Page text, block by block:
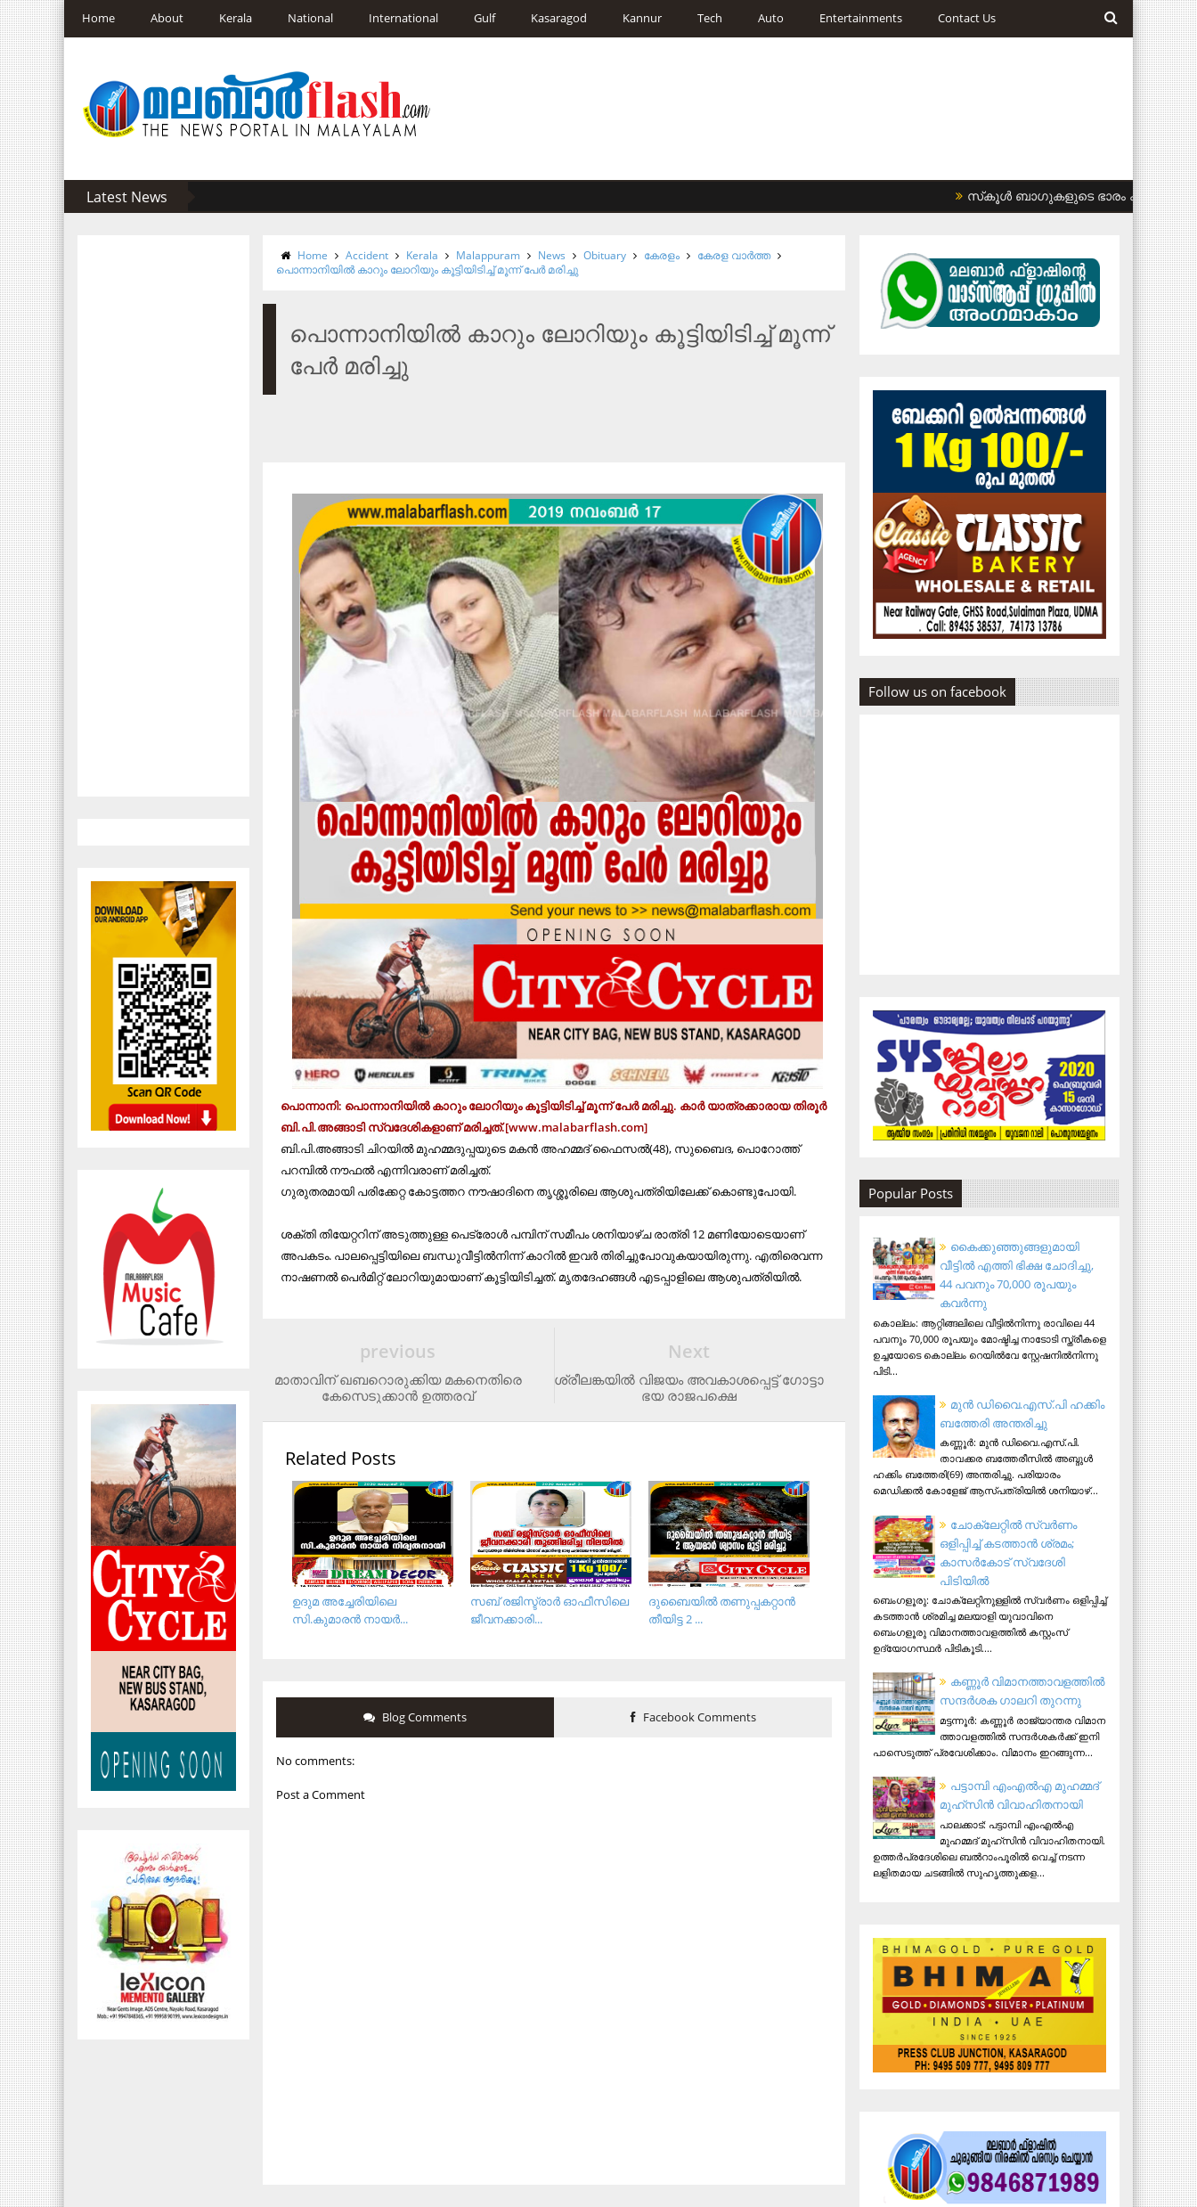
Home About Kerala National International Gulf Kasaragod Kannur Tech Auto Entertainments Contact Us
Latest News സ്‌കൂള്‍ ബാഗുകളുടെ ഭാരം കുറയ്ക്കണം:
Home Accident Kerala Malappuram News Obituary കേരളം
കേരള വാര്‍ത്ത
പൊന്നാനിയിൽ കാറും ലോറിയും കൂട്ടിയിടിച്ച് മൂന്ന് പേർ മരിച്ചു
പൊന്നാനിയിൽ കാറും ലോറിയും കൂട്ടിയിടിച്ച് മൂന്ന്
പേർ മരിച്ചു
പൊന്നാനി: പൊന്നാനിയില്‍ കാറും ലോറിയും കൂട്ടിയിടിച്ച് മൂന്ന് പേര്‍ മരിച്ചു. കാര്‍ യാത്രക്കാരായ തിരൂര്‍
ബി.പി.അങ്ങാടി സ്വദേശികളാണ് മരിച്ചത്.[www.malabarflash.com]
ബി.പി.അങ്ങാടി ചിറയില്‍ മുഹമ്മദുപ്പയുടെ മകന്‍ അഹമ്മദ് ഫൈസല്‍(48), സുബൈദ, പൊറോത്ത്
പറമ്പില്‍ നൗഫല്‍ എന്നിവരാണ് മരിച്ചത്.
ഗുരുതരമായി പരിക്കേറ്റ കോട്ടത്തറ നൗഷാദിനെ തൃശ്ശൂരിലെ ആശുപത്രിയിലേക്ക് കൊണ്ടുപോയി.
ശക്തി തിയേറ്ററിന് അടുത്തുള്ള പെട്രോള്‍ പമ്പിന് സമീപം ശനിയാഴ്ച രാത്രി 12 മണിയോടെയാണ്
അപകടം. പാലപ്പെട്ടിയിലെ ബന്ധുവീട്ടില്‍നിന്ന് കാറില്‍ ഇവര്‍ തിരിച്ചുപോവുകയായിരുന്നു. എതിരെവന്ന
നാഷണല്‍ പെര്‍മിറ്റ് ലോറിയുമായാണ് കൂട്ടിയിടിച്ചത്. മൃതദേഹങ്ങള്‍ എടപ്പാളിലെ ആശുപത്രിയില്‍.
Next
ശ്രീ​ല​ങ്ക​യി​ൽ വി​ജ​യം അ​വ​കാ​ശ​പ്പെ​ട്ട് ഗോ​ട്ടാ​
ഭ​യ രാ​ജ​പ​ക്ഷെ
previous
മാതാവിന്​ ഖബറൊരുക്കിയ മകനെതിരെ
കേസെടുക്കാൻ ഉത്തരവ്
Related Posts
ദുബൈയില്‍ തണുപ്പകറ്റാന്‍
തീയിട്ട 2 ...
സബ് രജിസ്ട്രാര്‍ ഓഫീസിലെ
ജീവനക്കാരി...
ഉദുമ അച്ചേരിയിലെ
സി.കുമാരന്‍ നായര്‍...
Blog Comments Facebook Comments
No comments:
Post a Comment
Follow us on facebook
Popular Posts
കൈക്കുഞ്ഞുങ്ങളുമായി
വീട്ടിൽ എത്തി ഭിക്ഷ ചോദിച്ചു,
44 പവനും 70,000 രൂപയും
കവർന്നു
കൊല്ലം: ആറ്റിങ്ങലിലെ വീട്ടിൽനിന്നു രാവിലെ 44
പവനും 70,000 രൂപയും മോഷ്ടിച്ച നാടോടി സ്ത്രീകളെ
ഉച്ചയോടെ കൊല്ലം റെയിൽവേ സ്റ്റേഷനിൽനിന്നു
പിടി...
മുന്‍ ഡിവൈ.എസ്.പി ഹക്കിം
ബത്തേരി അന്തരിച്ചു
കണ്ണൂര്‍: മുന്‍ ഡിവൈ.എസ്.പി.
താവക്കര ബത്തേരീസില്‍ അബ്ദുള്‍
ഹക്കിം ബത്തേരി(69) അന്തരിച്ചു. പരിയാരം
മെഡിക്കല്‍ കോളേജ് ആസ്​പത്രിയില്‍ ശനിയാഴ്...
ചോക്ലേറ്റിൽ സ്വർണം
ഒളിപ്പിച്ച് കടത്താൻ ശ്രമം;
കാസർകോട് സ്വദേശി
പിടിയില്‍
ബെംഗളൂരു: ചോക്ലേറ്റിനുള്ളിൽ സ്വർണം ഒളിപ്പിച്ച്
കടത്താൻ ശ്രമിച്ച മലയാളി യുവാവിനെ
ബെംഗളൂരു വിമാനത്താവളത്തിൽ കസ്റ്റംസ്
ഉദ്യോഗസ്ഥർ പിടികൂടി....
ക​ണ്ണൂ​ർ വി​മാ​ന​ത്താ​വ​ള​ത്തി​ൽ
സ​ന്ദ​ർ​ശ​ക ഗാ​ല​റി തു​റ​ന്നു
മ​ട്ട​ന്നൂ​ർ: ക​ണ്ണൂ​ർ രാ​ജ്യാ​ന്ത​ര വി​മാ​ന​
ത്താ​വ​ള​ത്തി​ൽ സ​ന്ദ​ർ​ശ​ക​ർ​ക്ക് ഇ​നി
പാ​സെ​ടു​ത്ത് പ്ര​വേ​ശി​ക്കാം. വി​മാ​നം ഇ​റ​ങ്ങു​ന്ന...
പട്ടാമ്പി എംഎല്‍എ മുഹമ്മദ്
മുഹ്‌സിന്‍ വിവാഹിതനായി
പാലക്കാട്: പട്ടാമ്പി എംഎല്‍എ
മുഹമ്മദ് മുഹ്‌സിന്‍ വിവാഹിതനായി.
ഉത്തര്‍പ്രദേശിലെ ബല്‍റാംപൂരില്‍ വെച്ച് നടന്ന
ലളിതമായ ചടങ്ങില്‍ സുഹൃത്തുക്കള...